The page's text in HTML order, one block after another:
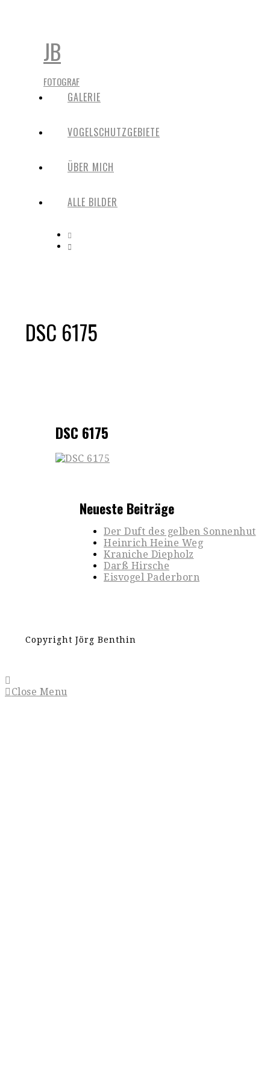
JB
FOTOGRAF
GALERIE
VOGELSCHUTZGEBIETE
ÜBER MICH
ALLE BILDER
DSC 6175
DSC 6175
Neueste Beiträge
Der Duft des gelben Sonnenhut
Heinrich Heine Weg
Kraniche Diepholz
Darß Hirsche
Eisvogel Paderborn
Copyright Jörg Benthin
Close Menu